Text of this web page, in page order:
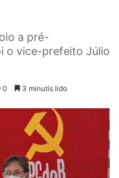
a pré-
o vice-prefeito Júlio
0 3 minutis lido